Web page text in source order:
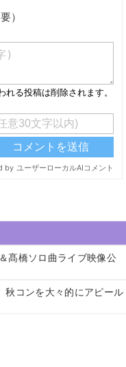
）
髙橋ソロ曲ライブ映像公
コンを大々的にアピール